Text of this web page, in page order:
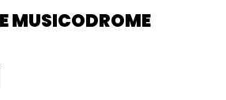
MUSICODROME